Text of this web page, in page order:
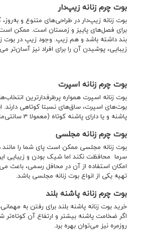
بوت چرم زنانه زیپ‌دار
بوت زنانه زیپ‌دار در طراحی‌های متنوع و به‌روز،
برای فصل‌های پاییز و زمستان است. ممکن
بند داشته باشد و هم زیپ. وجود زیپ در بوت
زیبایی، پوشیدن آن را برای افراد نیز آسان‌تر
بوت چرم زنانه اسپرت
بوت زنانه اسپرت همواره پرطرفدارترین
بوت‌های اسپرت، ساق‌های نسبتا کوتاهی
پاشنه و یا دارای پاشنه کوتاه (معمولا 3 سانتی‌متر) هستند.
بوت چرم زنانه مجلسی
بوت زنانه مجلسی ممکن است پای شما را
سرما محافظت نکند اما شیک بودن و زیبایی
امکان استفاده از آن در محافل رسمی، باعث
تهیه یکی از انواع بوت زنانه مجلسی باشد.
بوت چرم زنانه پاشنه بلند
خرید بوت زنانه پاشنه بلند برای رفتن به
اگر ضخامت پاشنه بیشتر و ارتفاع آن کوتاه‌تر
روزمره نیز می‌توان بهره برد.